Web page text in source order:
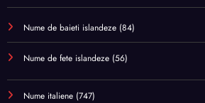
Nume de baieti islandeze (84)
Nume de fete islandeze (56)
Nume italiene (747)